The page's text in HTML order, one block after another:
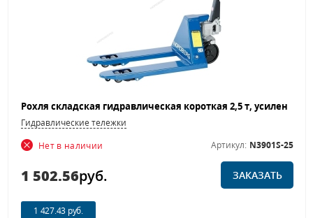
Гидравлические тележки
Нет в наличии
Артикул: N3901S-25
1 502.56руб. ЗАКАЗАТЬ
1 427.43 руб.